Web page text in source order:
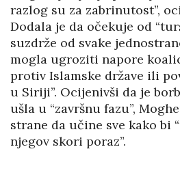
razlog su za zabrinutost”,
Dodala je da očekuje od
suzdrže od svake
mogla ugroziti napore
protiv Islamske države ili
u Siriji”. Ocijenivši da je
ušla u “završnu fazu”,
strane da učine sve kako bi
njegov skori poraz”.